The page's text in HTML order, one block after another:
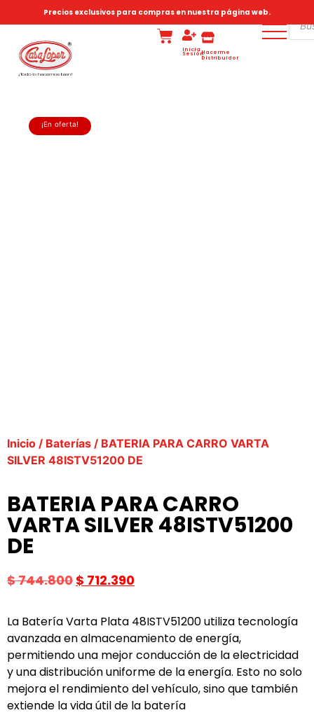
Precios exclusivos para compras en nuestra página web.
Inicia
SesiónHacerme
Distribuidor
¡En oferta!
Inicio / Baterías / BATERIA PARA CARRO VARTA
SILVER 48ISTV51200 DE
BATERIA PARA CARRO
VARTA SILVER 48ISTV51200
DE
$744.800 $ 712.390
La Batería Varta Plata 48ISTV51200 utiliza tecnología
avanzada en almacenamiento de energía,
permitiendo una mejor conducción de la electricidad
y una distribución uniforme de la energía. Esto no solo
mejora el rendimiento del vehículo, sino que también
extiende la vida útil de la batería